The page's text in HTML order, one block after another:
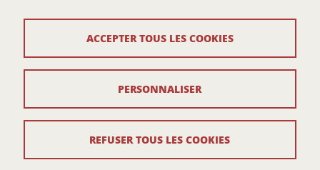
38400 Saint-Martin-d'Hères
France
Crédits
ACCEPTER TOUS LES COOKIES
REFUSER TOUS LES COOKIES
PERSONNALISER